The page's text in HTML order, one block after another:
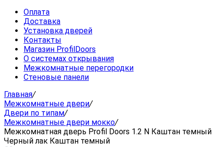
Оплата
Доставка
Установка дверей
Контакты
Магазин ProfilDoors
О системах открывания
Межкомнатные перегородки
Стеновые панели
Главная/
Межкомнатные двери/
Двери по типам/
Межкомнатные двери мокко/
Межкомнатная дверь Profil Doors 1.2 N Каштан темный
Черный лак Каштан темный